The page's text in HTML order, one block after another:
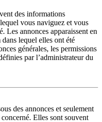
des informations
vous naviguez et vous
Les annonces apparaissent en
lequel elles ont été
générales, les permissions
par l’administrateur du
des annonces et seulement
Elles sont souvent